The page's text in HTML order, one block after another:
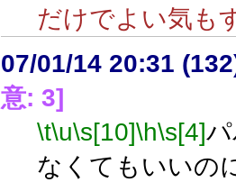
だけでよい気も
07/01/14 20:31
意: 3]
\t\u\s[10]\h\s[4]
なくてもいいの